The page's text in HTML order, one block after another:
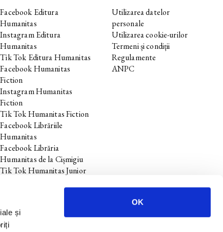
și
OK
Facebook Editura
Humanitas
Instagram Editura
Humanitas
Tik Tok Editura Humanitas
Facebook Humanitas
Fiction
Instagram Humanitas
Fiction
Tik Tok Humanitas Fiction
Facebook Librăriile
Humanitas
Facebook Librăria
Humanitas de la Cișmigiu
Tik Tok Humanitas Junior
Utilizarea datelor
personale
Utilizarea cookie-urilor
Termeni și condiții
Regulamente
ANPC